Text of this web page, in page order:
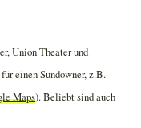
Union Theater und
einen Sundowner, z.B.
Maps). Beliebt sind auch